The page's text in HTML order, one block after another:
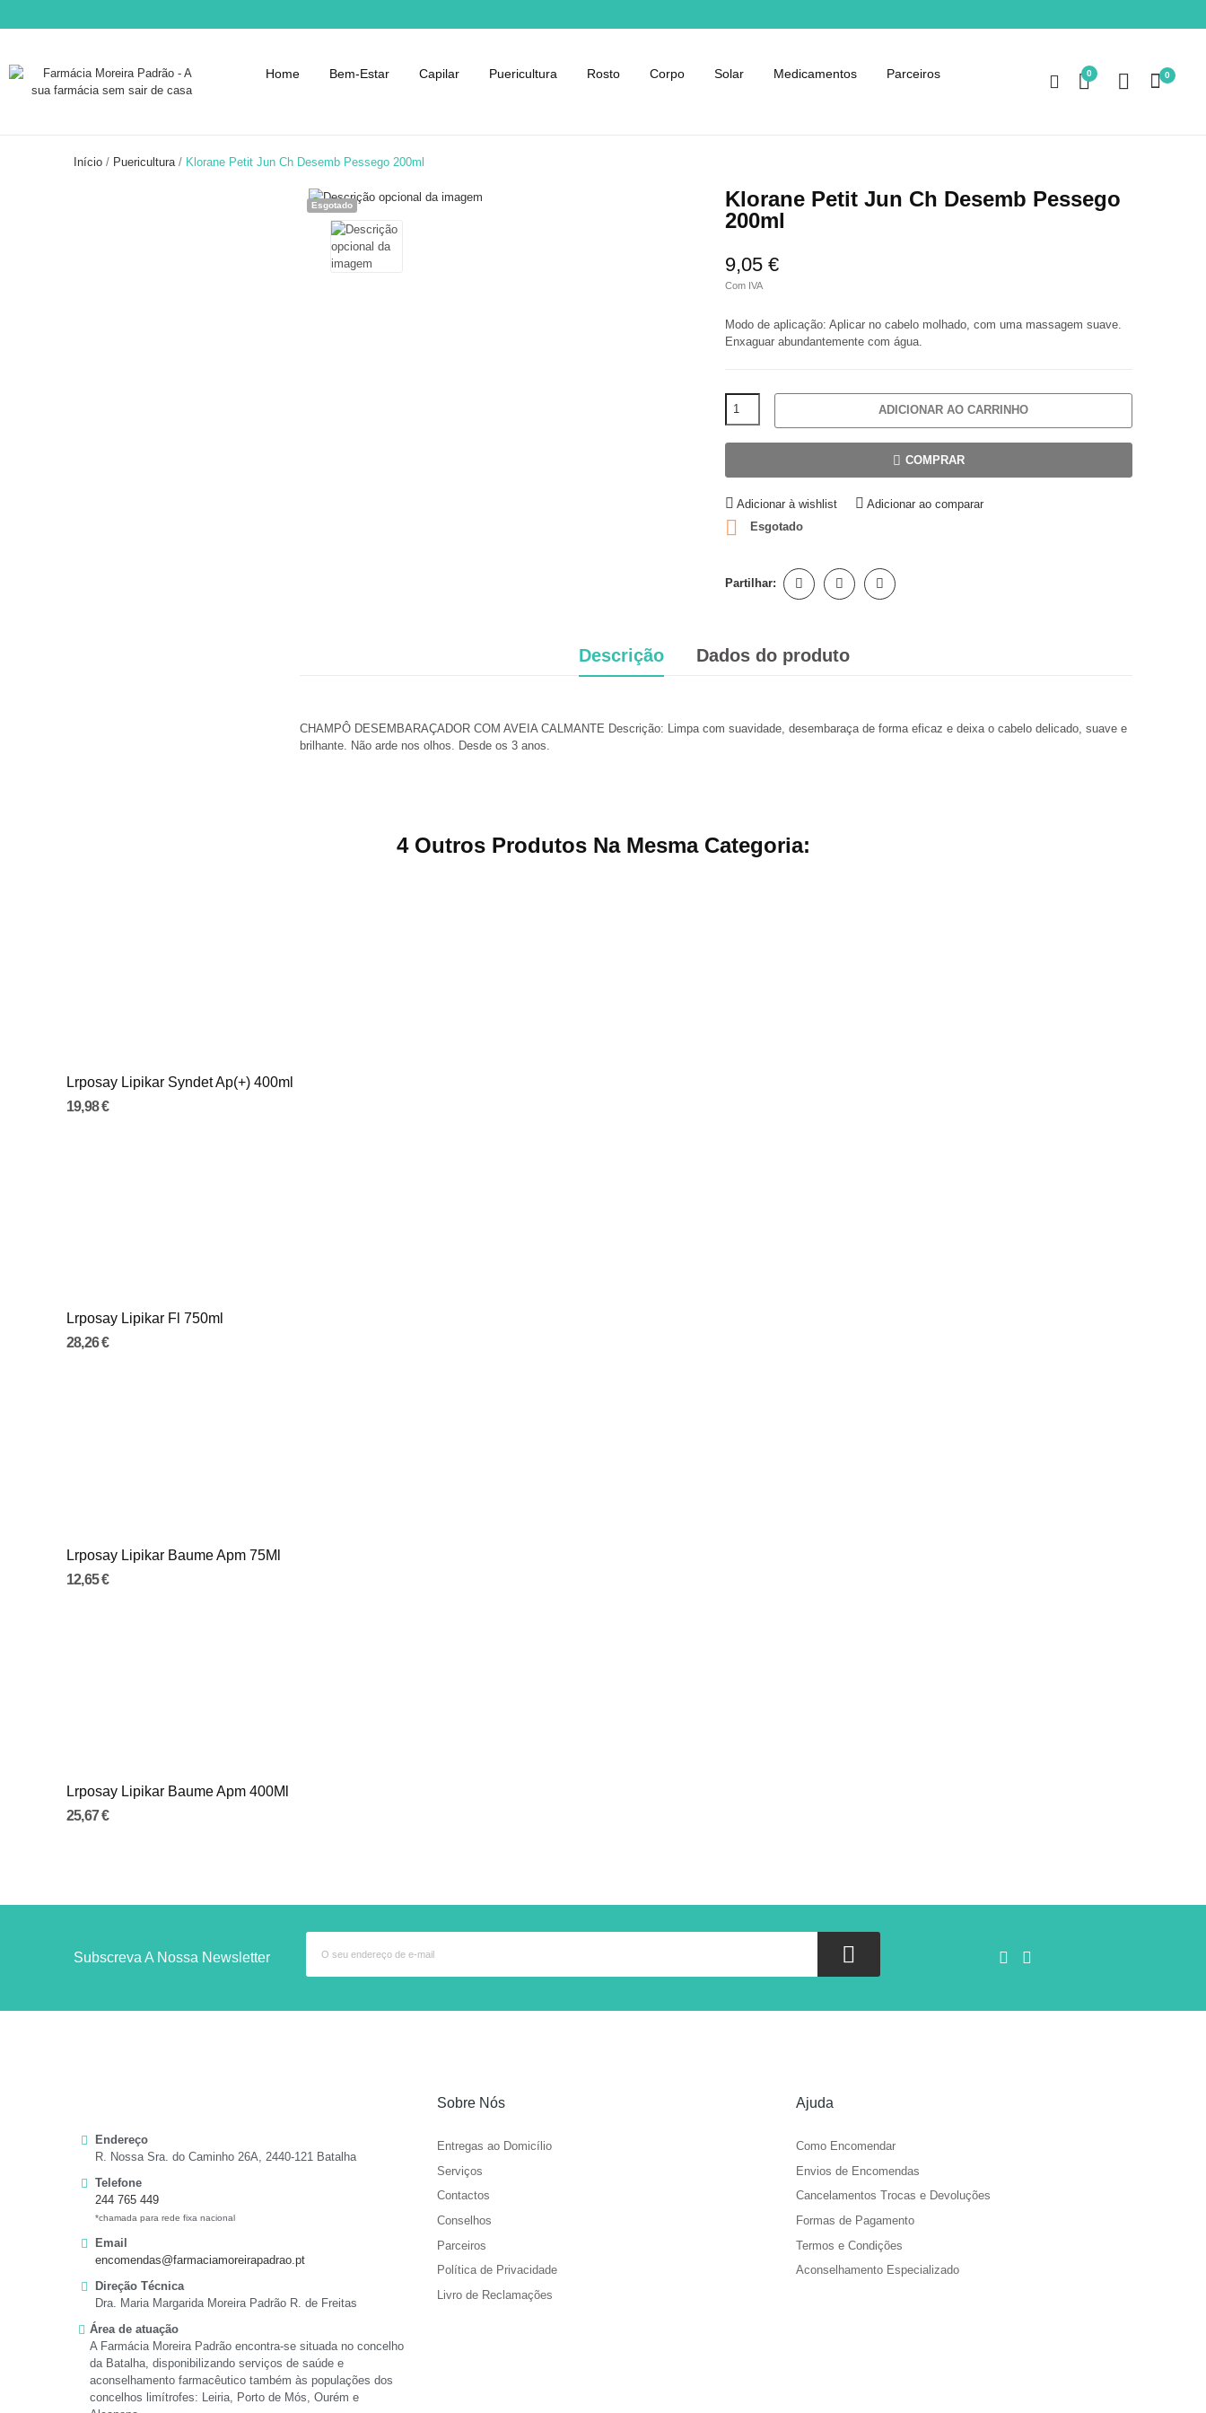
Home Bem-Estar Capilar Puericultura Rosto Corpo Solar Medicamentos Parceiros 0 0
Início Puericultura Klorane Petit Jun Ch Desemb Pessego 200ml
Esgotado
Klorane Petit Jun Ch Desemb Pessego
200ml
9,05 €
Com IVA
Modo de aplicação: Aplicar no cabelo molhado, com uma massagem suave.
Enxaguar abundantemente com água.
ADICIONAR AO CARRINHO
COMPRAR
Adicionar à wishlist Adicionar ao comparar
 Esgotado
Partilhar:
Descrição Dados do produto
CHAMPÔ DESEMBARAÇADOR COM AVEIA CALMANTE Descrição: Limpa com suavidade, desembaraça de forma eficaz e deixa o cabelo delicado, suave e
brilhante. Não arde nos olhos. Desde os 3 anos.
4 Outros Produtos Na Mesma Categoria:
Lrposay Lipikar Syndet Ap(+) 400ml
19,98 €
Lrposay Lipikar Fl 750ml
28,26 €
Lrposay Lipikar Baume Apm 75Ml
12,65 €
Lrposay Lipikar Baume Apm 400Ml
25,67 €
Subscreva A Nossa Newsletter
Endereço
R. Nossa Sra. do Caminho 26A, 2440-121 Batalha
Telefone
244 765 449
*chamada para rede fixa nacional
Email
encomendas@farmaciamoreirapadrao.pt
Direção Técnica
Dra. Maria Margarida Moreira Padrão R. de Freitas
Área de atuação
A Farmácia Moreira Padrão encontra-se situada no concelho
da Batalha, disponibilizando serviços de saúde e
aconselhamento farmacêutico também às populações dos
concelhos limítrofes: Leiria, Porto de Mós, Ourém e
Sobre Nós
Entregas ao Domicílio
Serviços
Contactos
Conselhos
Parceiros
Política de Privacidade
Livro de Reclamações
Ajuda
Como Encomendar
Envios de Encomendas
Cancelamentos Trocas e Devoluções
Formas de Pagamento
Termos e Condições
Aconselhamento Especializado